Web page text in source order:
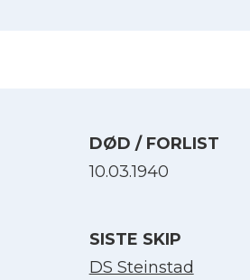
DØD / FORLIST
10.03.1940
SISTE SKIP
DS Steinstad
English